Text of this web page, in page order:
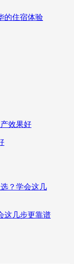
的住宿体验
这几步更靠谱